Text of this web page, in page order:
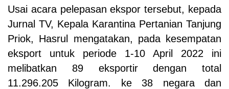
Usai acara pelepasan ekspor tersebut, kepada
Jurnal TV, Kepala Karantina Pertanian Tanjung
Priok, Hasrul mengatakan, pada kesempatan
eksport untuk periode 1-10 April 2022 ini
melibatkan 89 eksportir dengan total
11.296.205 Kilogram. ke38 negaradan